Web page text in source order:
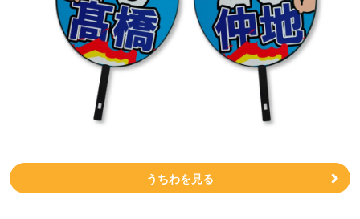
うちわを見る